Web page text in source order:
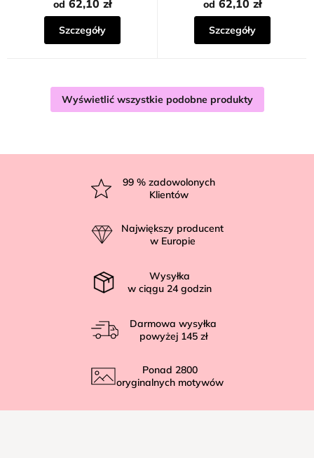
od 62,10 zł
Szczegóły
od 62,10 zł
Szczegóły
Wyświetlić wszystkie podobne produkty
99 % zadowolonych
Klientów
Największy producent
w Europie
Wysyłka
w ciągu 24 godzin
Darmowa wysyłka
powyżej 145 zł
Ponad 2800
oryginalnych motywów